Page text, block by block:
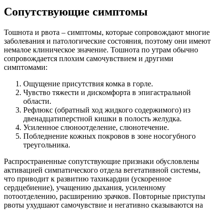
Сопутствующие симптомы
Тошнота и рвота – симптомы, которые сопровождают многие
заболевания и патологические состояния, поэтому они имеют
немалое клиническое значение. Тошнота по утрам обычно
сопровождается плохим самочувствием и другими
симптомами:
Ощущение присутствия комка в горле.
Чувство тяжести и дискомфорта в эпигастральной
области.
Рефлюкс (обратный ход жидкого содержимого) из
двенадцатиперстной кишки в полость желудка.
Усиленное слюноотделение, слюнотечение.
Побледнение кожных покровов в зоне носогубного
треугольника.
Распространенные сопутствующие признаки обусловлены
активацией симпатического отдела вегетативной системы,
что приводит к развитию тахикардии (ускоренное
сердцебиение), учащению дыхания, усиленному
потоотделению, расширению зрачков. Повторные приступы
рвоты ухудшают самочувствие и негативно сказываются на